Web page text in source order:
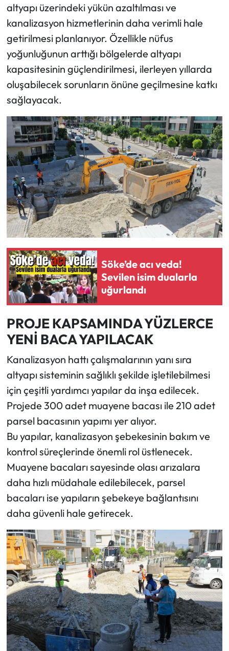
altyapı üzerindeki yükün azaltılması ve
kanalizasyon hizmetlerinin daha verimli hale
getirilmesi planlanıyor. Özellikle nüfus
yoğunluğunun arttığı bölgelerde altyapı
kapasitesinin güçlendirilmesi, ilerleyen yıllarda
oluşabilecek sorunların önüne geçilmesine katkı
sağlayacak.
Söke’de acı veda!
Sevilen isim dualarla
uğurlandı
PROJE KAPSAMINDA YÜZLERCE
YENİ BACA YAPILACAK
Kanalizasyon hattı çalışmalarının yanı sıra
altyapı sisteminin sağlıklı şekilde işletilebilmesi
için çeşitli yardımcı yapılar da inşa edilecek.
Projede 300 adet muayene bacası ile 210 adet
parsel bacasının yapımı yer alıyor.
Bu yapılar, kanalizasyon şebekesinin bakım ve
kontrol süreçlerinde önemli rol üstlenecek.
Muayene bacaları sayesinde olası arızalara
daha hızlı müdahale edilebilecek, parsel
bacaları ise yapıların şebekeye bağlantısını
daha güvenli hale getirecek.